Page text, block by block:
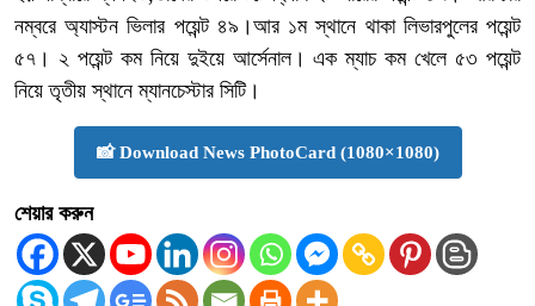
নম্বরে অ্যাস্টন ভিলার পয়েন্ট ৪৯।আর ১ম স্থানে থাকা লিভারপুলের পয়েন্ট
৫৭। ২ পয়েন্ট কম নিয়ে দুইয়ে আর্সেনাল। এক ম্যাচ কম খেলে ৫৩ পয়েন্ট
নিয়ে তৃতীয় স্থানে ম্যানচেস্টার সিটি।
📸 Download News PhotoCard (1080×1080)
শেয়ার করুন